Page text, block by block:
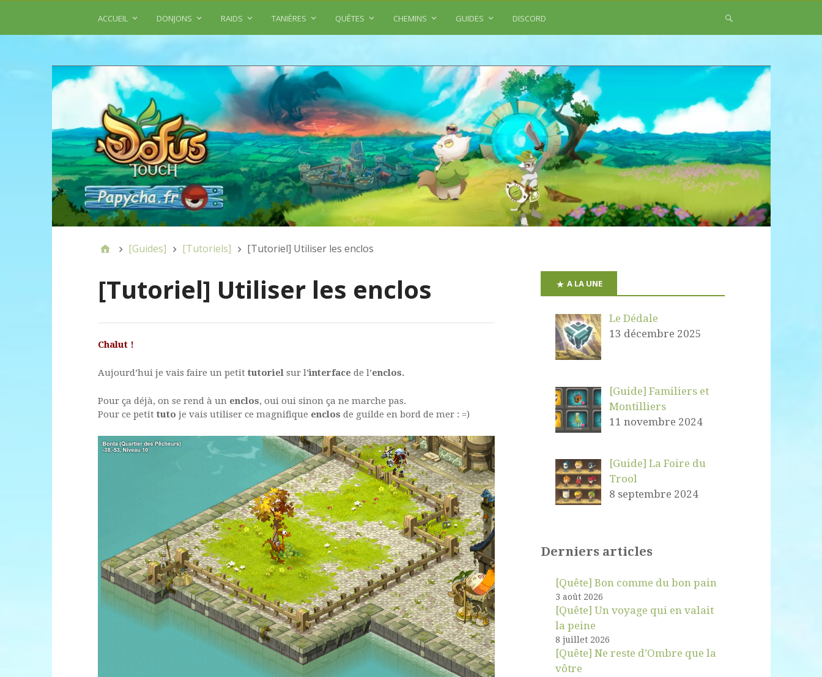
ACCUEIL DONJONS RAIDS TANIÈRES QUÊTES CHEMINS GUIDES DISCORD
[Guides] [Tutoriels] [Tutoriel] Utiliser les enclos
[Tutoriel] Utiliser les enclos
Chalut !
Aujourd’hui je vais faire un petit tutorielsur l’interface de l’enclos.
Pour ça déjà, on se rend à un enclos, oui oui sinon ça ne marche pas.
Pour ce petit tuto je vais utiliser ce magnifique enclos de guilde en bord de mer : =)
A LA UNE
Le Dédale
13 décembre 2025
[Guide] Familiers et
Montilliers
11 novembre 2024
[Guide] La Foire du
Trool
8 septembre 2024
Derniers articles
[Quête] Bon comme du bon pain
3 août 2026
[Quête] Un voyage qui en valait
la peine
8 juillet 2026
[Quête] Ne reste d’Ombre que la
vôtre